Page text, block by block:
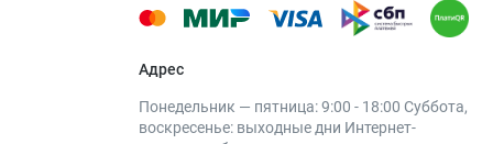
Адрес
Понедельник — пятница: 9:00 - 18:00 Суббота,
воскресенье: выходные дни Интернет-